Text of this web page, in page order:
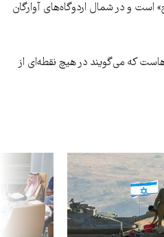
است و در شمال اردوگاه‌های آوارگان
که می‌گویند در هیچ نقطه‌ای از